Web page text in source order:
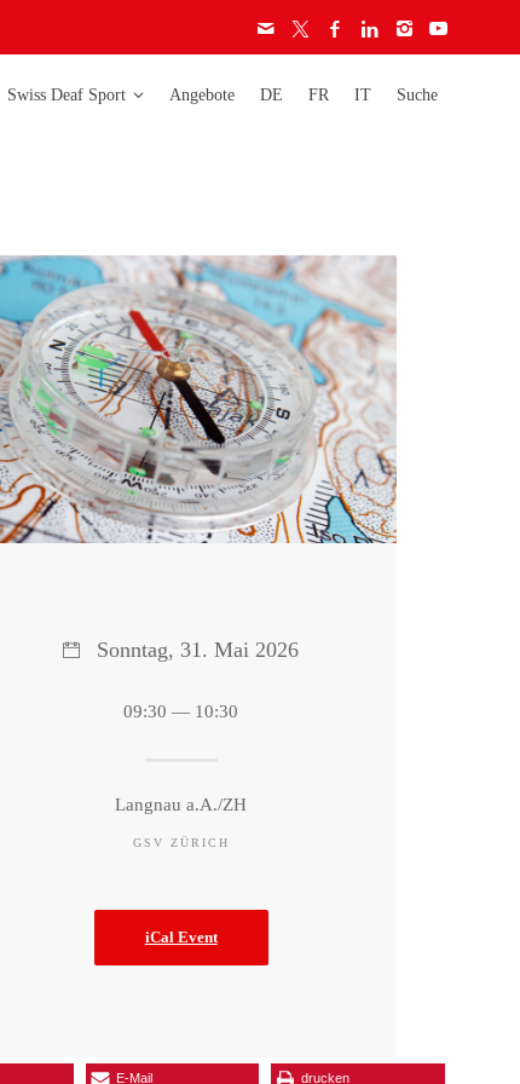
Weltmeisterschaften
Europameisterschaften
Schweizermeisterschaften
Schweizer Cup
Ethik-Charta
Lizenzen
Audiogramm
Richtlinien
Swiss Deaf Sport Angebote DE FR IT Suche
Sonntag, 31. Mai 2026
09:30 — 10:30
Langnau a.A./ZH
GSV ZÜRICH
iCal Event
E-Mail drucken